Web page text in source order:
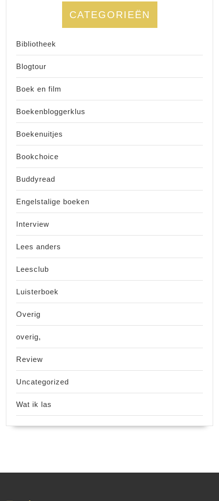
CATEGORIEËN
Bibliotheek
Blogtour
Boek en film
Boekenbloggerklus
Boekenuitjes
Bookchoice
Buddyread
Engelstalige boeken
Interview
Lees anders
Leesclub
Luisterboek
Overig
overig,
Review
Uncategorized
Wat ik las